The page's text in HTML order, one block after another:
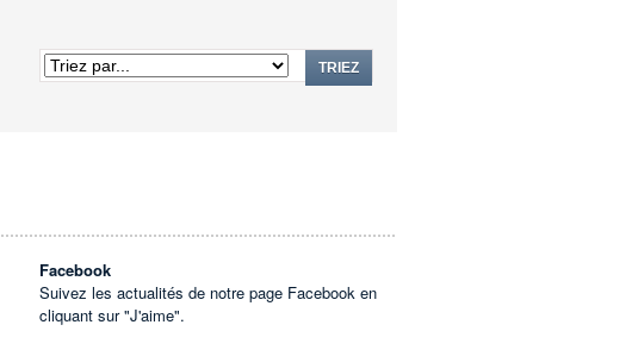
TRIEZ
Facebook
Suivez les actualités de notre page Facebook en
cliquant sur "J'aime".